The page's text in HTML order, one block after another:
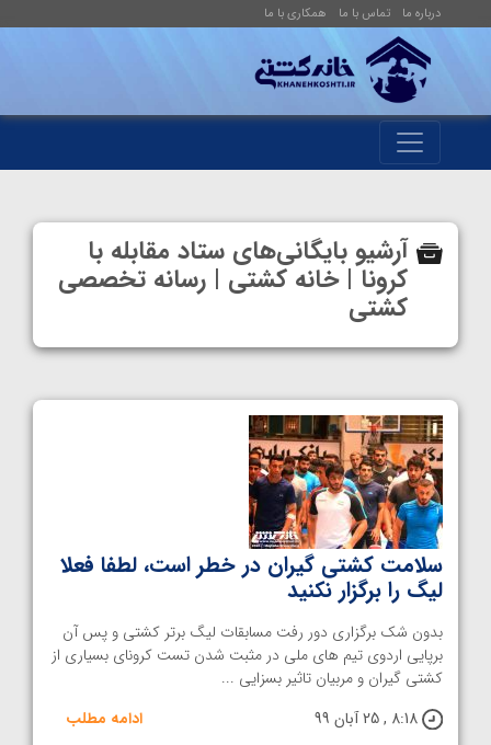
درباره ما تماس با ما همکاری با ما
آرشیو بایگانی‌های ستاد مقابله با
کرونا | خانه کشتی | رسانه تخصصی
کشتی
سلامت کشتی گیران در خطر است، لطفا فعلا
لیگ را برگزار نکنید
بدون شک برگزاری دور رفت مسابقات لیگ برتر کشتی و پس آن
برپایی اردوی تیم های ملی در مثبت شدن تست کرونای بسیاری از
کشتی گیران و مربیان تاثیر بسزایی ...
8:18 , 25 آبان 99
ادامه مطلب